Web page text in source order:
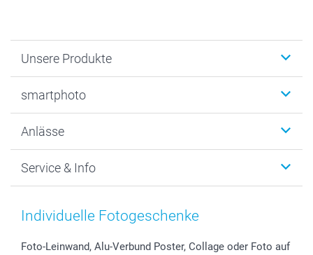
Unsere Produkte
Fotogeschenke
MyNameBook
Fotoabzüge, Fotos als Buch & Poster
Zubehör & Material
Sticker & Etiketten
smartphoto
Warum smartphoto
Datenschutz
AGB
Presse
Anlässe
Neujahr
Muttertag
Kommunion & Konfirmation
Service & Info
Preise und Versandkosten
48h Lieferung
Individuelle Fotogeschenke
Foto-Leinwand, Alu-Verbund Poster, Collage oder Foto auf